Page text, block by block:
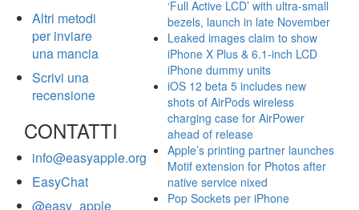
Altri metodi
per inviare
una mancia
Scrivi una
recensione
CONTATTI
info@easyapple.org
EasyChat
@easy_apple
‘Full Active LCD’ with ultra-small
bezels, launch in late November
Leaked images claim to show
iPhone X Plus & 6.1-inch LCD
iPhone dummy units
iOS 12 beta 5 includes new
shots of AirPods wireless
charging case for AirPower
ahead of release
Apple’s printing partner launches
Motif extension for Photos after
native service nixed
Pop Sockets per iPhone